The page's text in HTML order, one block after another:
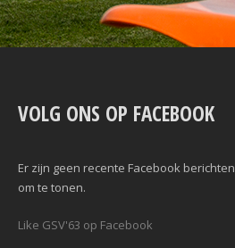
VOLG ONS OP FACEBOOK
Er zijn geen recente Facebook berichten
om te tonen.
Like GSV'63 op Facebook